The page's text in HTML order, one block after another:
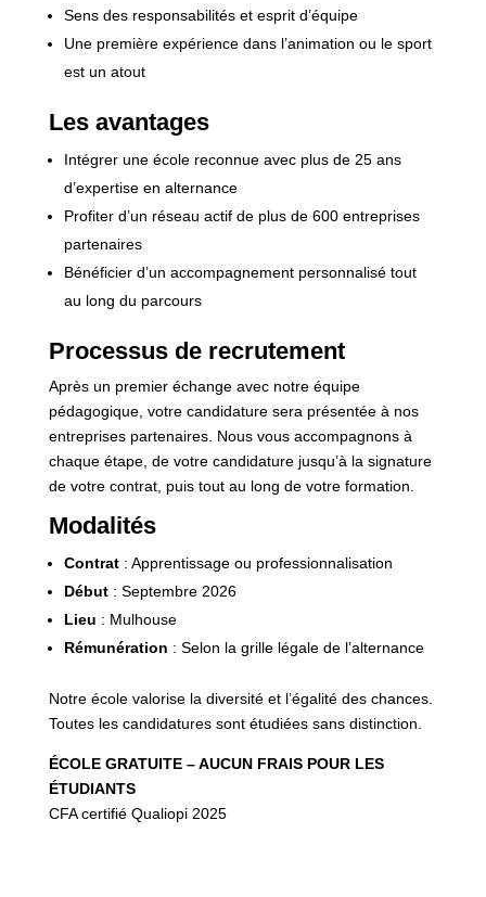
Sens des responsabilités et esprit d’équipe
Une première expérience dans l’animation ou le sport
est un atout
Les avantages
Intégrer une école reconnue avec plus de 25 ans
d’expertise en alternance
Profiter d’un réseau actif de plus de 600 entreprises
partenaires
Bénéficier d’un accompagnement personnalisé tout
au long du parcours
Processus de recrutement
Après un premier échange avec notre équipe
pédagogique, votre candidature sera présentée à nos
entreprises partenaires. Nous vous accompagnons à
chaque étape, de votre candidature jusqu’à la signature
de votre contrat, puis tout au long de votre formation.
Modalités
Contrat: Apprentissage ou professionnalisation
Début: Septembre 2026
Lieu : Mulhouse
Rémunération : Selon la grille légale de l’alternance
Notre école valorise la diversité et l’égalité des chances.
Toutes les candidatures sont étudiées sans distinction.
ÉCOLE GRATUITE – AUCUN FRAIS POUR LES
ÉTUDIANTS
CFA certifié Qualiopi 2025